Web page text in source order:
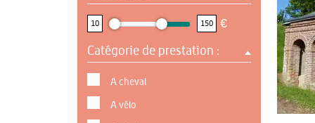
10 150 €
Catégorie de prestation :
A cheval
A vélo